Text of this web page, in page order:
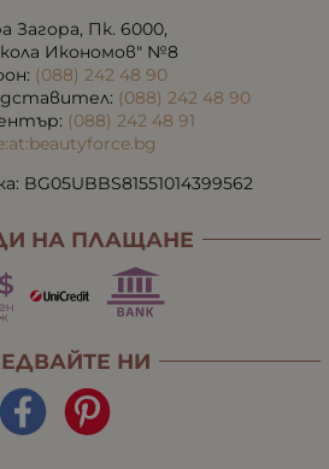
Загора, Пк. 6000,
Икономов" №8
(088) 242 48 90
(088) 242 48 90
(088) 242 48 91
BG05UBBS81551014399562
НА ПЛАЩАНЕ
НИ